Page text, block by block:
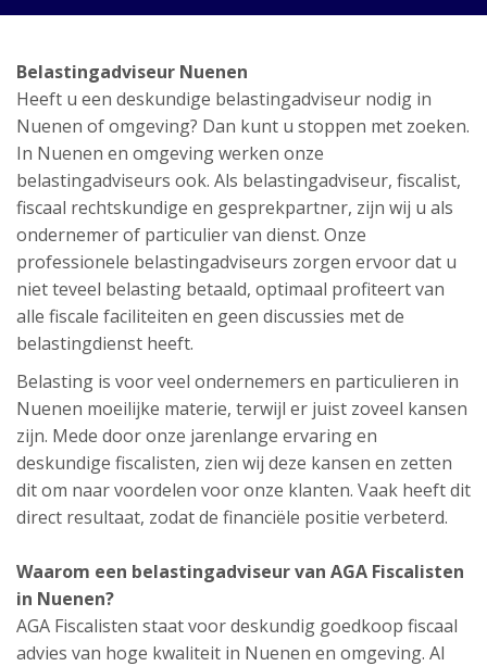
Belastingadviseur Nuenen
Heeft u een deskundige belastingadviseur nodig in
Nuenen of omgeving? Dan kunt u stoppen met zoeken.
In Nuenen en omgeving werken onze
belastingadviseurs ook. Als belastingadviseur, fiscalist,
fiscaal rechtskundige en gesprekpartner, zijn wij u als
ondernemer of particulier van dienst. Onze
professionele belastingadviseurs zorgen ervoor dat u
niet teveel belasting betaald, optimaal profiteert van
alle fiscale faciliteiten en geen discussies met de
belastingdienst heeft.
Belasting is voor veel ondernemers en particulieren in
Nuenen moeilijke materie, terwijl er juist zoveel kansen
zijn. Mede door onze jarenlange ervaring en
deskundige fiscalisten, zien wij deze kansen en zetten
dit om naar voordelen voor onze klanten. Vaak heeft dit
direct resultaat, zodat de financiële positie verbeterd.
Waarom een belastingadviseur van AGA Fiscalisten
in Nuenen?
AGA Fiscalisten staat voor deskundig goedkoop fiscaal
advies van hoge kwaliteit in Nuenen en omgeving. Al